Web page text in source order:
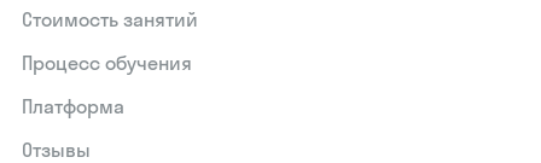
Стоимость занятий
Процесс обучения
Платформа
Отзывы